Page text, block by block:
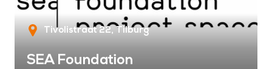
Tivolistraat 22 Tilburg
SEA Foundation